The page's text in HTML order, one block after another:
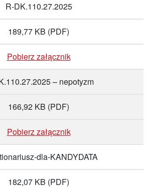
R-DK.110.27.2025
189,77 KB (PDF)
Pobierz załącznik
– nepotyzm
166,92 KB (PDF)
Pobierz załącznik
dla-KANDYDATA
182,07 KB (PDF)